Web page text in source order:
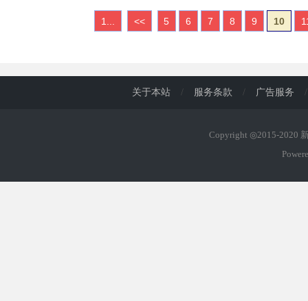
1... << 5 6 7 8 9 10
关于本站 / 服务条款 / 广告服务 /
Copyright ◎2015-2020